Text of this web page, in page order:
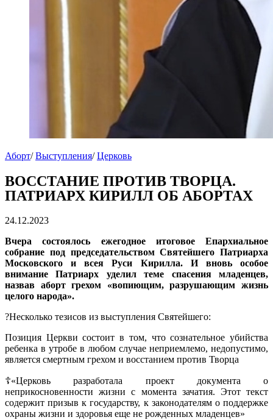
Аборт/Выступления/Церковь
ВОССТАНИЕ ПРОТИВ ТВОРЦА.
ПАТРИАРХ КИРИЛЛ ОБ АБОРТАХ
24.12.2023
Вчера состоялось ежегодное итоговое Епархиальное
собрание под председательством Святейшего Патриарха
Московского и всея Руси Кирилла. И вновь особое
внимание Патриарх уделил теме спасения младенцев,
назвав аборт грехом «вопиющим, разрушающим жизнь
целого народа».
?Несколько тезисов из выступления Святейшего:
Позиция Церкви состоит в том, что сознательное убийства
ребенка в утробе в любом случае неприемлемо, недопустимо,
является смертным грехом и восстанием против Творца
☦️«Церковь разработала проект документа о
неприкосновенности жизни с момента зачатия. Этот текст
содержит призыв к государству, к законодателям о поддержке
охраны жизни и здоровья еще не рожденных младенцев»